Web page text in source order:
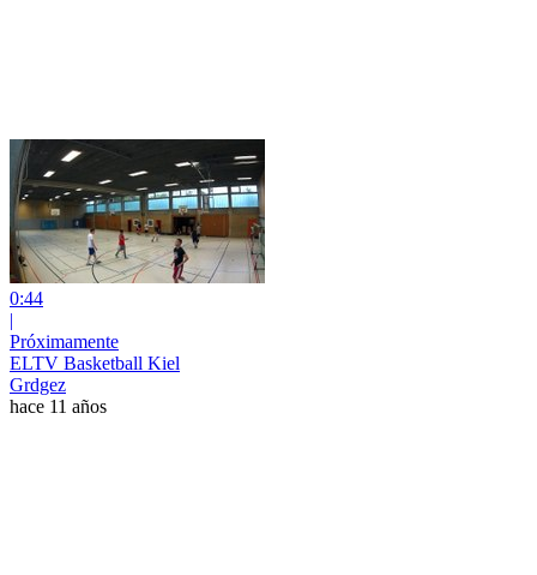
0:44
|
Próximamente
ELTV Basketball Kiel
Grdgez
hace 11 años